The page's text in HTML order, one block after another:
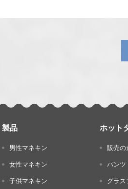
製品
男性マネキン
女性マネキン
子供マネキン
ホット
販売の
パンツ
グラ